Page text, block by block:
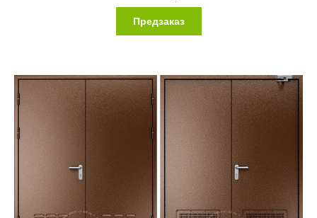
Предзаказ